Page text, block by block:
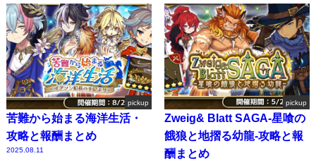
pickup
苦難から始まる海洋生活・
攻略と報酬まとめ
2025.08.11
pickup
Zweig& Blatt SAGA-星喰の
餓狼と地摺る幼龍-攻略と報
酬まとめ